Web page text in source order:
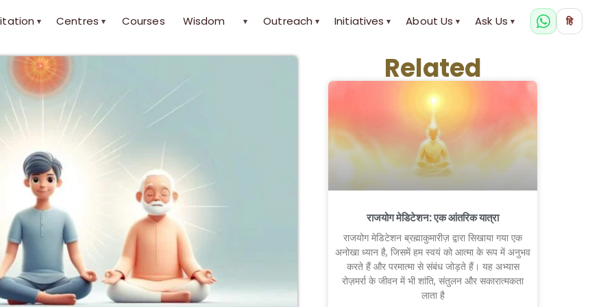
▾ Centres ▾ Courses Wisdom ▾ Outreach ▾ Initiatives ▾ About Us ▾ Ask Us ▾ हि
Related
राजयोग मेडिटेशन: एक आंतरिक यात्रा
राजयोग मेडिटेशन ब्रह्माकुमारीज़ द्वारा सिखाया गया एक
अनोखा ध्यान है, जिसमें हम स्वयं को आत्मा के रूप में अनुभव
करते हैं और परमात्मा से संबंध जोड़ते हैं। यह अभ्यास
रोज़मर्रा के जीवन में भी शांति, संतुलन और सकारात्मकता
लाता है